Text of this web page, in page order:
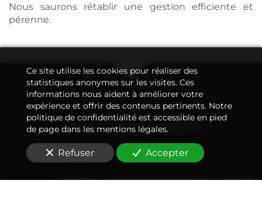
Nous saurons rétablir une gestion efficiente et
pérenne.
Deux spécialités
Ce site utilise les cookies pour réaliser des
statistiques anonymes sur les visites. Ces
informations nous aident à améliorer votre
expérience et offrir des contenus pertinents. Notre
politique de confidentialité est accessible en pied
de page dans les mentions légales.
Refuser Accepter